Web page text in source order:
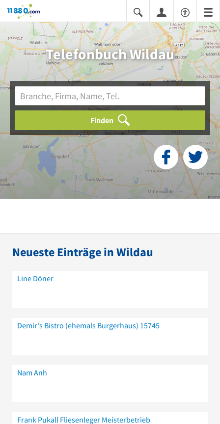
11880.com
Telefonbuch Wildau
Finden
Neueste Einträge in Wildau
Line Döner
Demir's Bistro (ehemals Burgerhaus) 15745
Nam Anh
Frank Pukall Fliesenleger Meisterbetrieb